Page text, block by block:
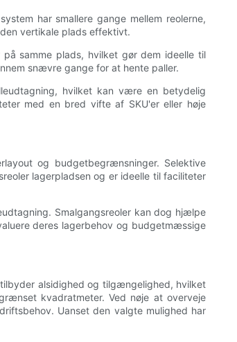
har smallere gange mellem reolerne,
vertikale plads effektivt.
samme plads, hvilket gør dem ideelle til
snævre gange for at hente paller.
hvilket kan være en betydelig
med en bred vifte af SKU'er eller høje
og budgetbegrænsninger. Selektive
lagerpladsen og er ideelle til faciliteter
Smalgangsreoler kan dog hjælpe
deres lagerbehov og budgetmæssige
alsidighed og tilgængelighed, hvilket
kvadratmeter. Ved nøje at overveje
Uanset den valgte mulighed har